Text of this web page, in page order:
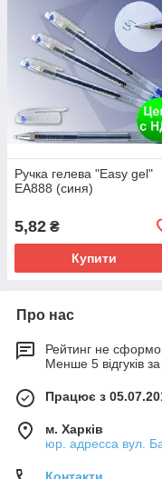
Ручка гелева "Easy gel"
EA888 (синя)
5,82 ₴
Купити
Про нас
Рейтинг не
Менше 5 відгуків за
Працює з
м. Харків
юр. адресса вул.